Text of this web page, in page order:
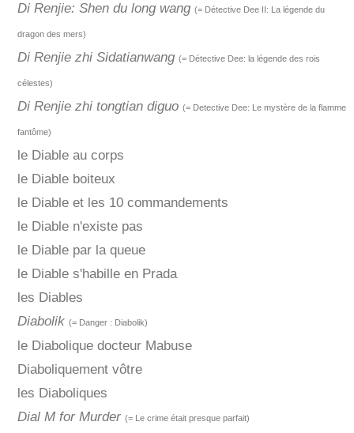
Di Renjie: Shen du long wang (= Détective Dee II: La légende du
dragon des mers)
Di Renjie zhi Sidatianwang (= Détective Dee: la légende des rois
célestes)
Di Renjie zhi tongtian diguo (= Detective Dee: Le mystère de la flamme
fantôme)
le Diable au corps
le Diable boiteux
le Diable et les 10 commandements
le Diable n'existe pas
le Diable par la queue
le Diable s'habille en Prada
les Diables
Diabolik (= Danger : Diabolik)
le Diabolique docteur Mabuse
Diaboliquement vôtre
les Diaboliques
Dial M for Murder (= Le crime était presque parfait)